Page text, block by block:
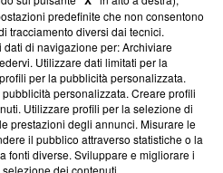
predefinite che non consentono
tracciamento diversi dai tecnici.
dati di navigazione per: Archiviare
Utilizzare dati limitati per la
per la pubblicità personalizzata.
personalizzata. Creare profili
Utilizzare profili per la selezione di
prestazioni degli annunci. Misurare le
il pubblico attraverso statistiche o la
fonti diverse. Sviluppare e migliorare i
dei contenuti.